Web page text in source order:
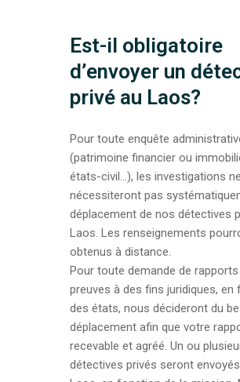
Est-il obligatoire
d’envoyer un
privé au Laos?
Pour toute enquête
(patrimoine financier ou
états-civil…), les investigations ne
nécessiteront pas
déplacement de nos détectives
Laos. Les renseignements
obtenus à distance.
Pour toute demande de rapports
preuves à des fins juridiques, en
des états, nous décideront du
déplacement afin que votre
recevable et agréé. Un ou
détectives privés seront